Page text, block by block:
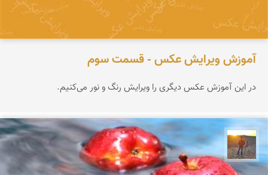
آموزش ویرایش عکس - قسمت سوم
در این آموزش عکس دیگری را ویرایش رنگ و نور می‌کنیم.
مهدی مخلصیان